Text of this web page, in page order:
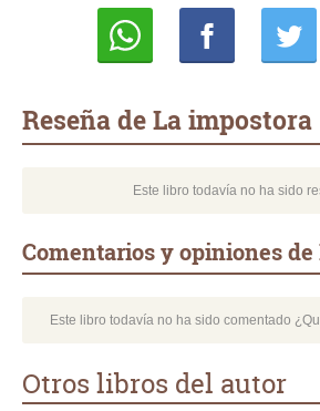
Reseña de La impostora
Este libro todavía no ha sido
Comentarios y opiniones
Este libro todavía no ha sido comentado
Otros libros del autor